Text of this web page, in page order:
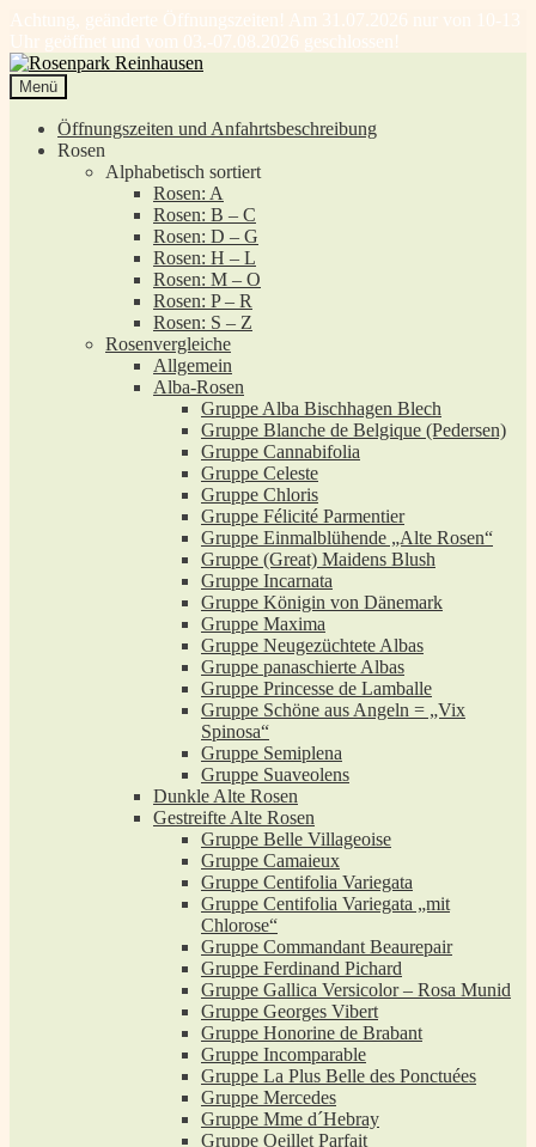
Achtung, geänderte Öffnungszeiten! Am 31.07.2026 nur von 10-13
Uhr geöffnet und vom 03.-07.08.2026 geschlossen!
Zur
Navigation
springen
Zum
Inhalt
springen
Menü
Öffnungszeiten und Anfahrtsbeschreibung
Rosen
Alphabetisch sortiert
Rosen: A
Rosen: B – C
Rosen: D – G
Rosen: H – L
Rosen: M – O
Rosen: P – R
Rosen: S – Z
Rosenvergleiche
Allgemein
Alba-Rosen
Gruppe Alba Bischhagen Blech
Gruppe Blanche de Belgique (Pedersen)
Gruppe Cannabifolia
Gruppe Celeste
Gruppe Chloris
Gruppe Félicité Parmentier
Gruppe Einmalblühende „Alte Rosen“
Gruppe (Great) Maidens Blush
Gruppe Incarnata
Gruppe Königin von Dänemark
Gruppe Maxima
Gruppe Neugezüchtete Albas
Gruppe panaschierte Albas
Gruppe Princesse de Lamballe
Gruppe Schöne aus Angeln = „Vix
Spinosa“
Gruppe Semiplena
Gruppe Suaveolens
Dunkle Alte Rosen
Gestreifte Alte Rosen
Gruppe Belle Villageoise
Gruppe Camaieux
Gruppe Centifolia Variegata
Gruppe Centifolia Variegata „mit
Chlorose“
Gruppe Commandant Beaurepair
Gruppe Ferdinand Pichard
Gruppe Gallica Versicolor – Rosa Munid
Gruppe Georges Vibert
Gruppe Honorine de Brabant
Gruppe Incomparable
Gruppe La Plus Belle des Ponctuées
Gruppe Mercedes
Gruppe Mme d´Hebray
Gruppe Oeillet Parfait